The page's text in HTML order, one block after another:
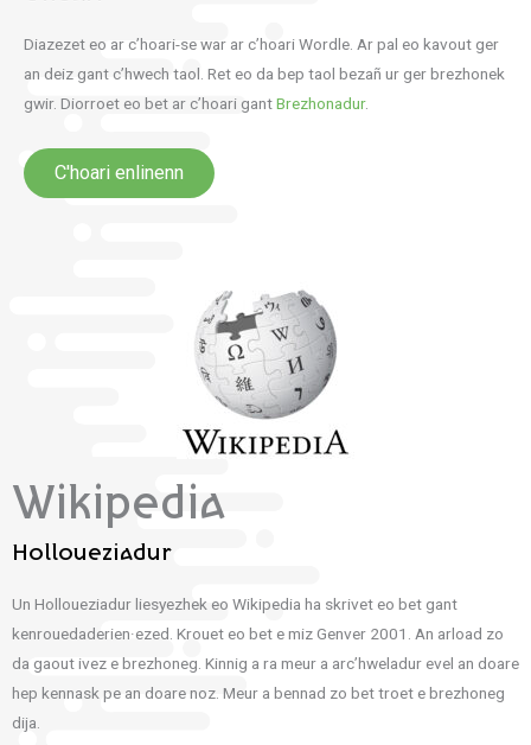
Diazezet eo ar c’hoari-se war ar c’hoari Wordle. Ar pal eo kavout ger
an deiz gant c’hwech taol. Ret eo da bep taol bezañ ur ger brezhonek
gwir. Diorroet eo bet ar c’hoari gantBrezhonadur.
C'hoari enlinenn
Wikipedia
Holloueziadur
Un Holloueziadur liesyezhek eo Wikipedia ha skrivet eo bet gant
kenrouedaderien·ezed. Krouet eo bet e miz Genver 2001. An arload zo
da gaout ivez e brezhoneg. Kinnig a ra meur a arc’hweladur evel an doare
hep kennask pe an doare noz. Meur a bennad zo bet troet e brezhoneg
dija.